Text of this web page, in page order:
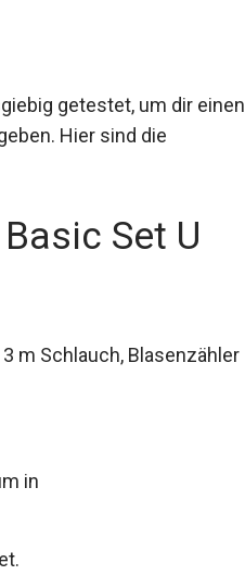
getestet, um dir einen
Hier sind die
Set U
m Schlauch, Blasenzähler
in